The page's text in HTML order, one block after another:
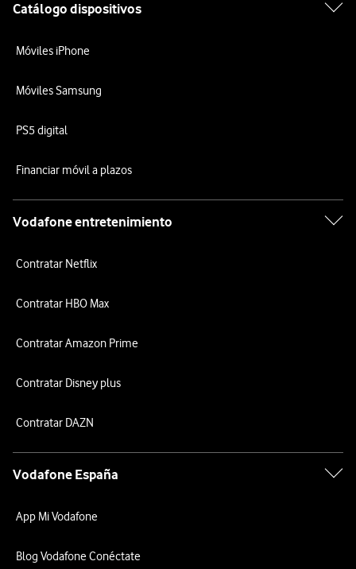
Catálogo dispositivos
Móviles iPhone
Móviles Samsung
PS5 digital
Financiar móvil a plazos
Vodafone entretenimiento
Contratar Netflix
Contratar HBO Max
Contratar Amazon Prime
Contratar Disney plus
Contratar DAZN
Vodafone España
App Mi Vodafone
Blog Vodafone Conéctate